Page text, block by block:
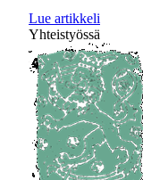
Lue artikkeli
Yhteistyössä